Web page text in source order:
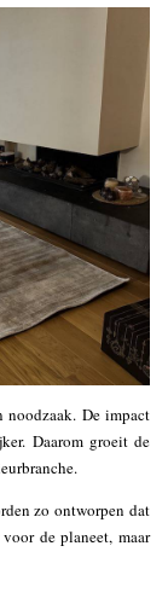
noodzaak. De impact
Daarom groeit de
zo ontworpen dat
de planeet, maar